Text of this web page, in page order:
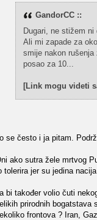
GandorCC ::
Dugari, ne stižem
Ali mi zapade za
smije nakon
posao za 10...
[Link mogu videti
se često i ja pitam.
ako sutra žele mrtvog
tolerira jer su jedina
bi također volio čuti
prirodnih bogatstava
frontova ? Iran,